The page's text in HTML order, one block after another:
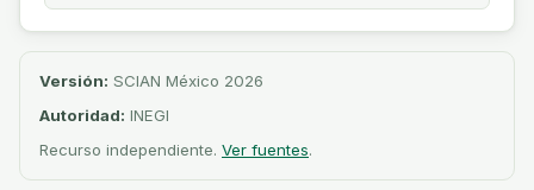
Versión: SCIAN México 2026
Autoridad: INEGI
Recurso independiente. Ver fuentes.